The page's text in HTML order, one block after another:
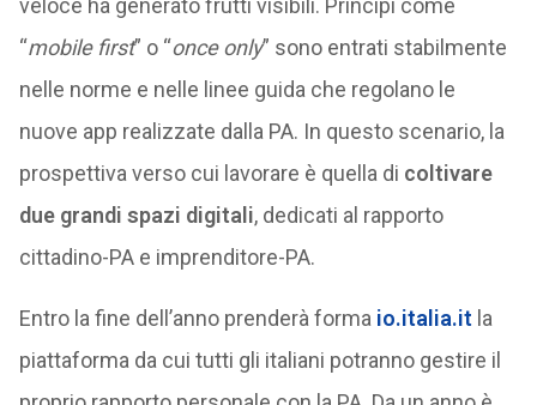
veloce ha generato frutti visibili. Principi come
“mobile first” o “once only” sono entrati stabilmente
nelle norme e nelle linee guida che regolano le
nuove app realizzate dalla PA. In questo scenario, la
prospettiva verso cui lavorare è quella di coltivare
due grandi spazi digitali, dedicati al rapporto
cittadino-PA e imprenditore-PA.
Entro la fine dell’anno prenderà forma io.italia.it la
piattaforma da cui tutti gli italiani potranno gestire il